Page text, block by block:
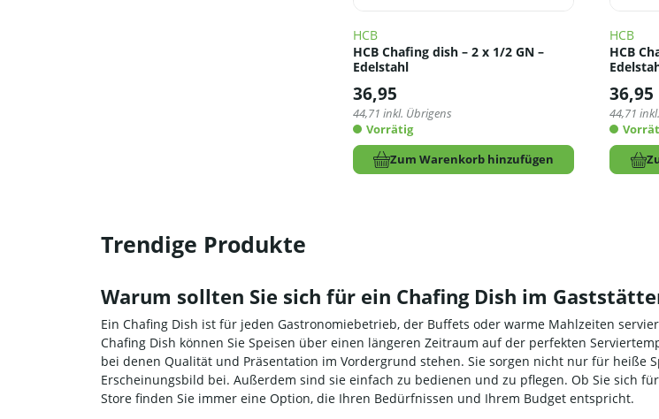
HCB
HCB Chafing dish – 2 x 1/2 GN –
Edelstahl
36,95
44,71 inkl. Übrigens
Vorrätig
Zum Warenkorb hinzufügen
HCB
HCB
36,95
44,71
Trendige Produkte
Warum sollten Sie sich für ein Chafing Dish im
Ein Chafing Dish ist für jeden Gastronomiebetrieb, der Buffets oder warme Mahlzeiten
Chafing Dish können Sie Speisen über einen längeren Zeitraum auf der perfekten
bei denen Qualität und Präsentation im Vordergrund stehen. Sie sorgen nicht nur für heiße
Erscheinungsbild bei. Außerdem sind sie einfach zu bedienen und zu pflegen. Ob Sie sich
Store finden Sie immer eine Option, die Ihren Bedürfnissen und Ihrem Budget entspricht.